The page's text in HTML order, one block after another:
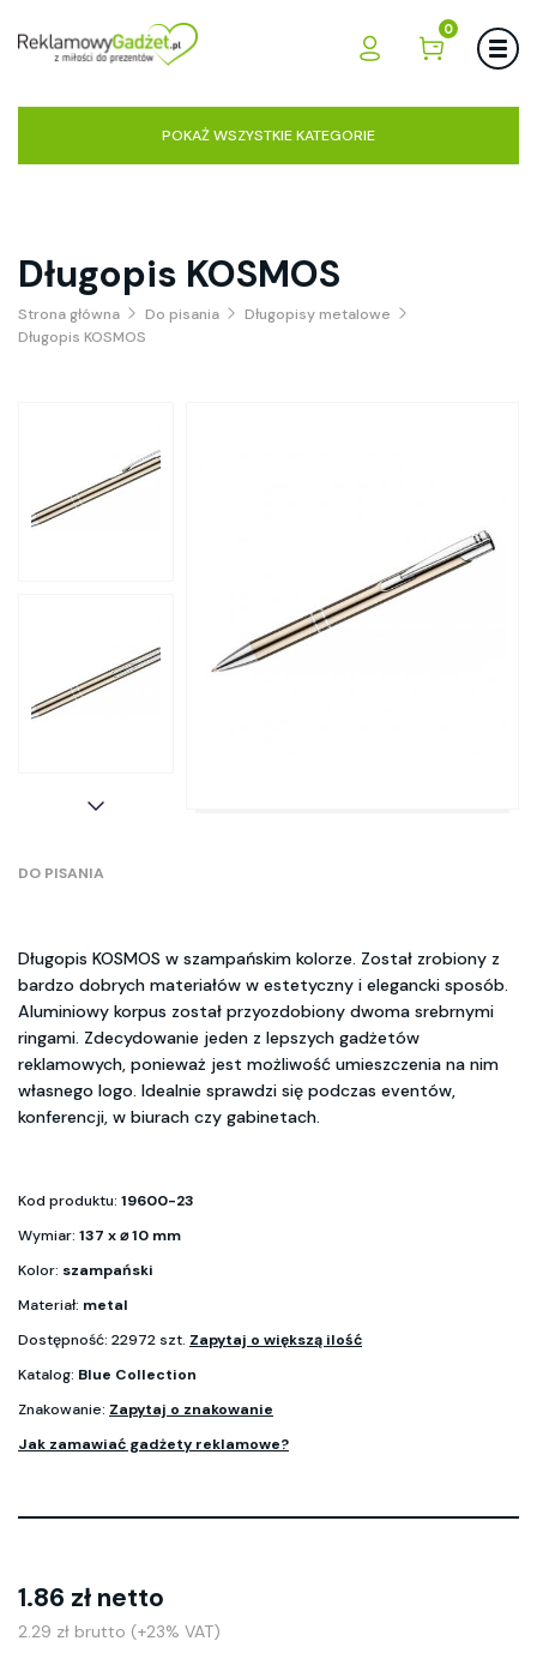
0
POKAŻ WSZYSTKIE KATEGORIE
Długopis KOSMOS
Strona główna Do pisania
Długopisy metalowe
Długopis KOSMOS
DO PISANIA
Długopis KOSMOS w szampańskim kolorze. Został zrobiony z
bardzo dobrych materiałów w estetyczny i elegancki sposób.
Aluminiowy korpus został przyozdobiony dwoma srebrnymi
ringami. Zdecydowanie jeden z lepszych gadżetów
reklamowych, ponieważ jest możliwość umieszczenia na nim
własnego logo. Idealnie sprawdzi się podczas eventów,
konferencji, w biurach czy gabinetach.
Kod produktu: 19600-23
Wymiar: 137 x ⌀ 10 mm
Kolor: szampański
Materiał: metal
Dostępność: 22972 szt. Zapytaj o większą ilość
Katalog: Blue Collection
Znakowanie: Zapytaj o znakowanie
Jak zamawiać gadżety reklamowe?
1.86 zł netto
2.29 zł brutto (+23% VAT)